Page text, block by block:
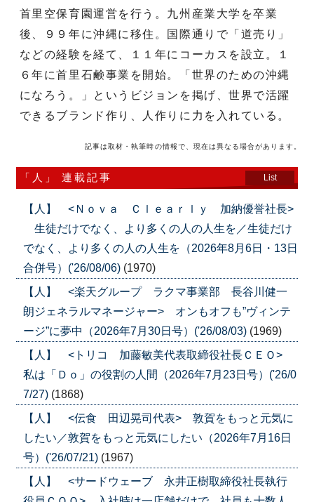
首里空保育園運営を行う。九州産業大学を卒業
後、９９年に沖縄に移住。国際通りで「道売り」
などの経験を経て、１１年にコーカスを設立。１
６年に首里石鹸事業を開始。「世界のための沖縄
になろう。」というビジョンを掲げ、世界で活躍
できるブランド作り、人作りに力を入れている。
記事は取材・執筆時の情報で、現在は異なる場合があります。
「人」 連載記事 List
【人】 <Ｎｏｖａ Ｃｌｅａｒｌｙ 加納優誉社長>
生徒だけでなく、より多くの人の人生を／生徒だけ
でなく、より多くの人の人生を（2026年8月6日・13日
合併号）('26/08/06) (1970)
【人】 <楽天グループ ラクマ事業部 長谷川健一
朗ジェネラルマネージャー> オンもオフも”ヴィンテ
ージ”に夢中（2026年7月30日号）('26/08/03) (1969)
【人】 <トリコ 加藤敏美代表取締役社長ＣＥＯ>
私は「Ｄｏ」の役割の人間（2026年7月23日号）('26/0
7/27) (1868)
【人】 <伝食 田辺晃司代表> 敦賀をもっと元気に
したい／敦賀をもっと元気にしたい（2026年7月16日
号）('26/07/21) (1967)
【人】 <サードウェーブ 永井正樹取締役社長執行